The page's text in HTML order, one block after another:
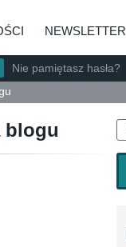
NEWSLETTER
Nie pamiętasz hasła?
blogu